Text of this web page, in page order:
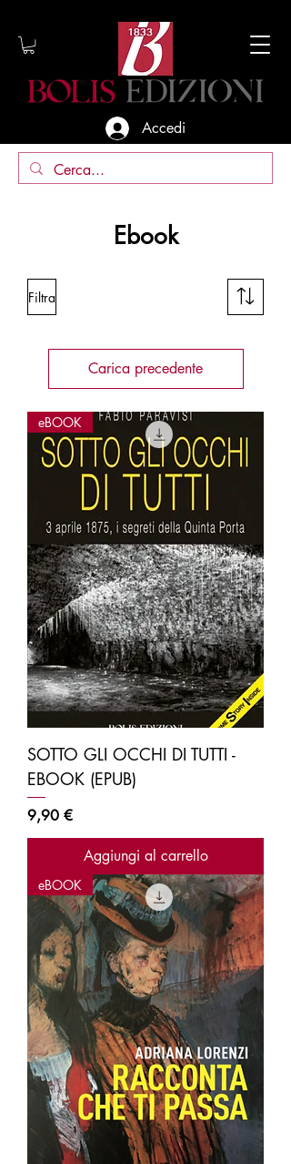
Accedi
Ebook
Filtra
Carica precedente
eBOOK
SOTTO GLI OCCHI DI TUTTI -
EBOOK (EPUB)
Prezzo
9,90 €
Aggiungi al carrello
eBOOK